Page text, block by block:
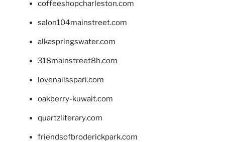
coffeeshopcharleston.com
salon104mainstreet.com
alkaspringswater.com
318mainstreet8h.com
lovenailsspari.com
oakberry-kuwait.com
quartzliterary.com
friendsofbroderickpark.com